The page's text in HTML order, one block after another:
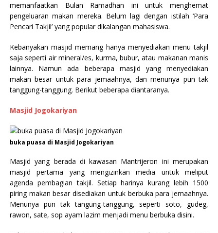
memanfaatkan Bulan Ramadhan ini untuk menghemat
pengeluaran makan mereka. Belum lagi dengan istilah ‘Para
Pencari Takjil’ yang popular dikalangan mahasiswa.
Kebanyakan masjid memang hanya menyediakan menu takjil
saja seperti air mineral/es, kurma, bubur, atau makanan manis
lainnya. Namun ada beberapa masjid yang menyediakan
makan besar untuk para jemaahnya, dan menunya pun tak
tanggung-tanggung. Berikut beberapa diantaranya.
Masjid Jogokariyan
buka puasa di Masjid Jogokariyan
Masjid yang berada di kawasan Mantrijeron ini merupakan
masjid pertama yang mengizinkan media untuk meliput
agenda pembagian takjil. Setiap harinya kurang lebih 1500
piring makan besar disediakan untuk berbuka para jemaahnya.
Menunya pun tak tangung-tanggung, seperti soto, gudeg,
rawon, sate, sop ayam lazim menjadi menu berbuka disini.